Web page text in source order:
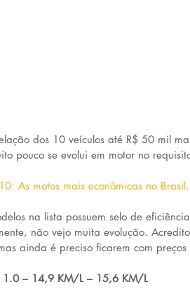
dos 10 veículos até R$ 50 mil
pouco se evolui em motor no
As motos mais econômicas no Brasil.
na lista possuem selo de
não vejo muita evolução.
ainda é preciso ficarem com
1.0 – 14,9 KM/L – 15,6 KM/L